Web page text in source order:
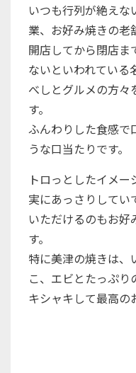
いつも行列が絶え
業、お好み焼きの老
開店してから閉店ま
ないといわれている
べしとグルメの方々
す。
ふんわりした食感で
うな口当たりです。
トロっとしたイメー
実にあっさりしてい
いただけるのもお好
す。
特に美津の焼きは、
こ、エビとたっぷり
キシャキして最高の